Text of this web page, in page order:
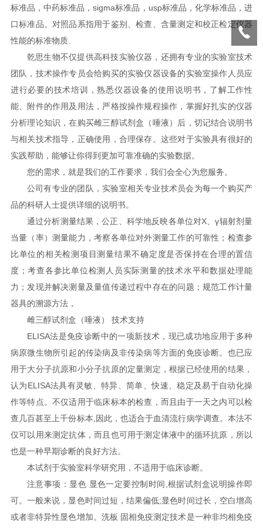
标准品，中药标准品，sigma标准品，usp标准品，化学标准品，进
口标准品。对照品系指用于鉴别、检查、含量测定和校正检定仪器
性能的标准物质.
乾思生物不仅提供高科技实验仪器，还拥有专业的实验室技术
团队，技术操作专员会给购买的实验仪器设备的实验室操作人员应
进行必要的技术培训，熟悉仪器设备的使用说明书，了解工作性
能、附件的作用及用法，严格按操作规程操作，掌握好扎实的仪器
分析理论知识，在购买雌三醇试剂盒（唾液）后，切记结合说明书
与相关技术指导，正确使用，合理保存。这些对于实验具有很好的
实践帮助，能够让你得到更加可靠准确的实验数据。
您的需求，就是我们的工作要求，我们会全心为您服务。
公司有专业的团队，实验室相关专业技术员会为每一个购买产
品的科研人士提供详细的说明书。
通过分析测量结果，公正、科学地反映各单位对X、γ辐射剂量
当量（率）测量能力，考察各单位对外测量工作的可靠性；检查参
比单位的相关检测项目测量结果不确定度是否保持在合理的置信
度；考查各参比单位检测人员实际测量的技术水平和数据处理能
力；发现并解决测量及量值传递过程中存在的问题；规范工作计量
器具的溯源方法，
雌三醇试剂盒（唾液） 技术支持
ELISA法是免疫诊断中的一项新技术，现已成功地应用于多种
病原微生物所引起的传染病及非传染病等方面的免疫诊断。也已应
用于大分子抗原和小分子抗原的定量测定，根据已经使用的结果，
认为ELISA法具有灵敏、特异、简单、快速、稳定及易于自动化操
作等特点。不仅适用于临床标本的检查，而且由于一天之内可以检
查几百甚至上千份标本,因此，也适合于血清流行病学调查。本法不
仅可以用来测定抗体，而且也可用于测定体液中的循环抗原，所以
也是一种早期诊断的良好方法。
本试剂于实验室科学研究用，不适用于临床诊断。
注意事项：显色 显色一定要控制时间,根据试剂盒说明操作即
可。一般来说，显色时间过短，结果偏低;显色时间过长，空白增高
或者非特异性显色增加。洗板 固相免疫测定技术是一种非均相免疫